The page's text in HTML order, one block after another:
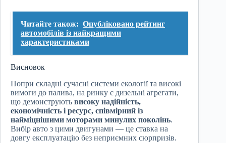
Читайте також: Опубліковано рейтинг
автомобілів із найкращими
характеристиками
Висновок
Попри складні сучасні системи екології та високі
вимоги до палива, на ринку є дизельні агрегати,
що демонструють високу надійність,
економічність і ресурс, співмірний із
найміцнішими моторами минулих поколінь.
Вибір авто з цими двигунами — це ставка на
довгу експлуатацію без неприємних сюрпризів.